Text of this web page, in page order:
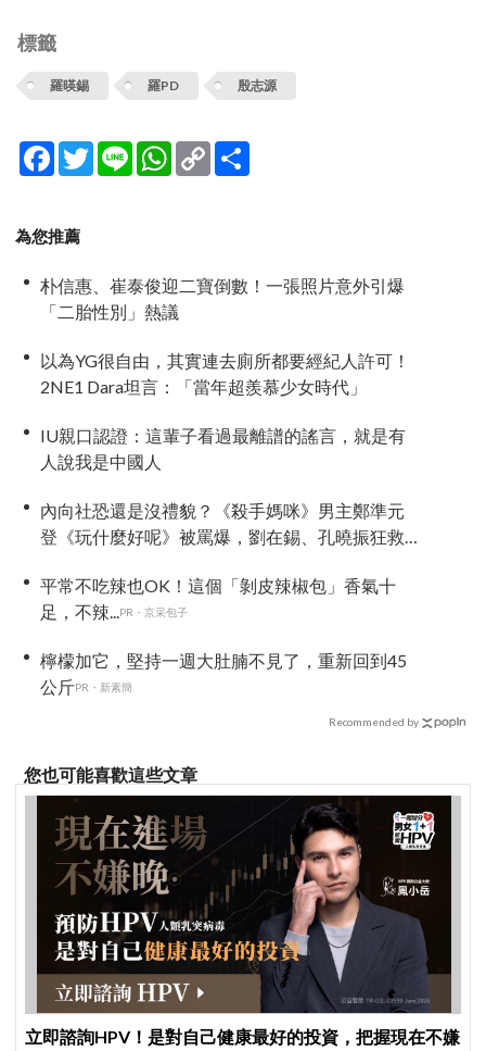
標籤
羅暎錫 羅PD 殷志源
Facebook
TwitterLine WhatsApp
Copy
Link
為您推薦
朴信惠、崔泰俊迎二寶倒數！一張照片意外引爆
「二胎性別」熱議
以為YG很自由，其實連去廁所都要經紀人許可！
2NE1 Dara坦言：「當年超羨慕少女時代」
IU親口認證：這輩子看過最離譜的謠言，就是有
人說我是中國人
內向社恐還是沒禮貌？《殺手媽咪》男主鄭準元
登《玩什麼好呢》被罵爆，劉在錫、孔曉振狂救
平常不吃辣也OK！這個「剝皮辣椒包」香氣十
足，不辣...
PR・京采包子
檸檬加它，堅持一週大肚腩不見了，重新回到45
公斤PR・新素簡
Recommended by
您也可能喜歡這些文章
立即諮詢HPV！是對自己健康最好的投資，把握現在不嫌